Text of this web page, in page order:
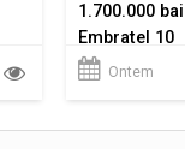
1.700.000
Embratel 10
apartamentos!
Ontem